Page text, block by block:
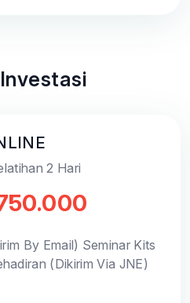
2 Hari
By Email) Seminar Kits
(Dikirim Via JNE)